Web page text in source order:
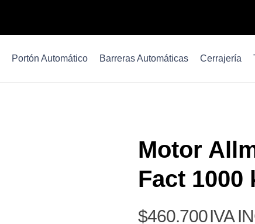
Portón Automático Barreras Automáticas Cerrajería
Motor
Fact 1000
$460.700IVA